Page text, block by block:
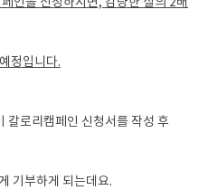
정입니다.
칼로리캠페인 신청서를 작성 후
기부하게 되는데요.